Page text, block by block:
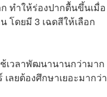
ทำให้ร่องปากตื้นขึ้นเมื่อ
โดยมี 3 เฉดสีให้เลือก
ช้เวลาพัฒนานานกว่ามาก
ลยต้องศึกษาเยอะมากว่า